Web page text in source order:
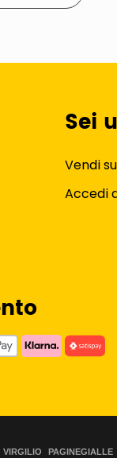
Sei
Vendi
Accedi
VIRGILIO PAGINEGIALLE